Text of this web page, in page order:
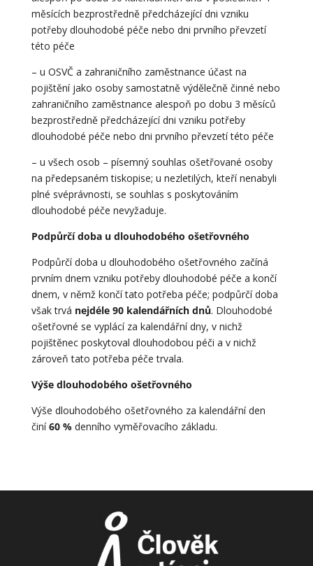
měsících bezprostředně předcházející dni vzniku
potřeby dlouhodobé péče nebo dni prvního převzetí
této péče
– u OSVČ a zahraničního zaměstnance účast na
pojištění jako osoby samostatně výdělečně činné nebo
zahraničního zaměstnance alespoň po dobu 3 měsíců
bezprostředně předcházející dni vzniku potřeby
dlouhodobé péče nebo dni prvního převzetí této péče
– u všech osob – písemný souhlas ošetřované osoby
na předepsaném tiskopise; u nezletilých, kteří nenabyli
plné svéprávnosti, se souhlas s poskytováním
dlouhodobé péče nevyžaduje.
Podpůrčí doba u dlouhodobého ošetřovného
Podpůrčí doba u dlouhodobého ošetřovného začíná
prvním dnem vzniku potřeby dlouhodobé péče a končí
dnem, v němž končí tato potřeba péče; podpůrčí doba
však trvá nejdéle 90 kalendářních dnů. Dlouhodobé
ošetřovné se vyplácí za kalendářní dny, v nichž
pojištěnec poskytoval dlouhodobou péči a v nichž
zároveň tato potřeba péče trvala.
Výše dlouhodobého ošetřovného
Výše dlouhodobého ošetřovného za kalendářní den
činí60 %denního vyměřovacího základu.